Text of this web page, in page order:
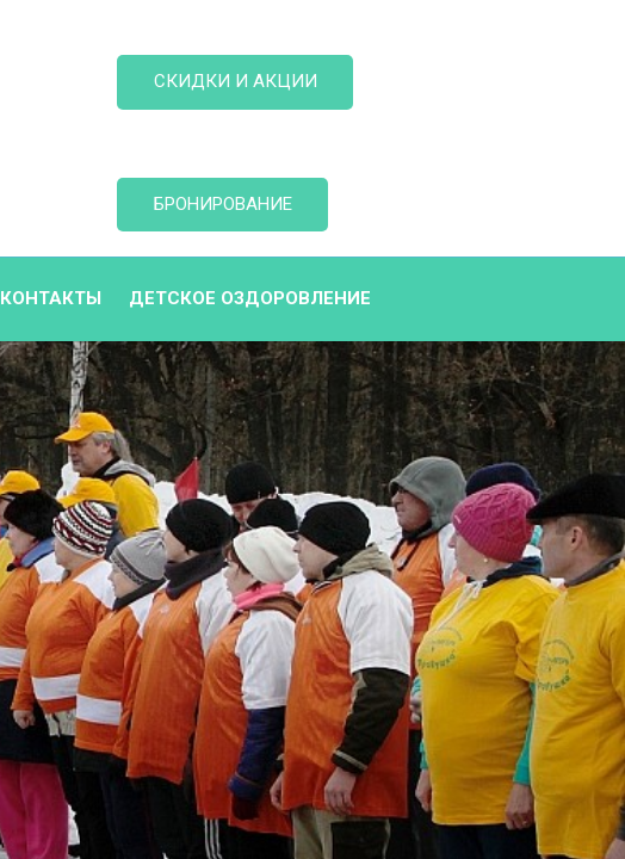
СКИДКИ И АКЦИИ
БРОНИРОВАНИЕ
КОНТАКТЫ ДЕТСКОЕ ОЗДОРОВЛЕНИЕ